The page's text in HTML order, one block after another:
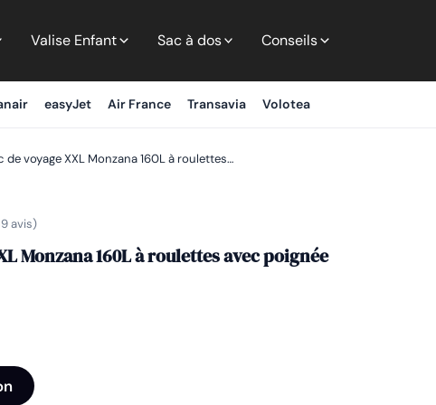
Valise Enfant Sac à dos Conseils
easyJet Air France Transavia Volotea
de voyage XXL Monzana 160L à roulettes…
avis)
Monzana 160L à roulettes avec poignée